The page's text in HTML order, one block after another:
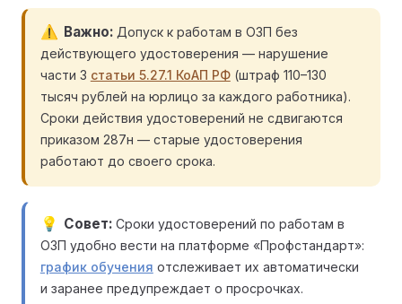
Важно Допуск к работам в ОЗП без
действующего удостоверения — нарушение
части 3 статьи 5.27.1 КоАП РФ(штраф 110–130
тысяч рублей на юрлицо за каждого работника).
Сроки действия удостоверений не сдвигаются
приказом 287н — старые удостоверения
работают до своего срока.
Совет Сроки удостоверений по работам в
ОЗП удобно вести на платформе «Профстандарт»:
график обучения отслеживает их автоматически
и заранее предупреждает о просрочках.